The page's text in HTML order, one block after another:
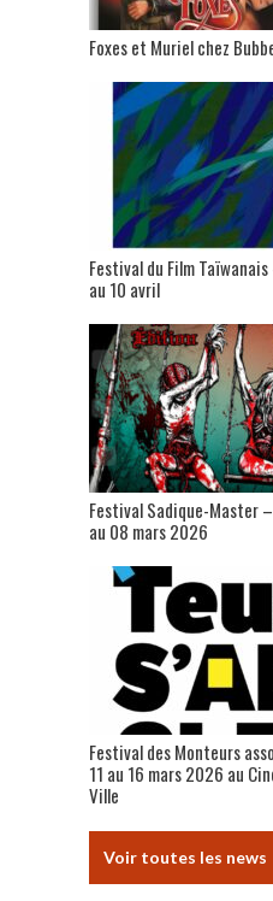
Foxes et Muriel chez
Festival du Film
au 10 avril
Festival Sadique-Master
au 08 mars 2026
Festival des Monteurs
11 au 16 mars 2026 au
Ville
Voir toutes les news